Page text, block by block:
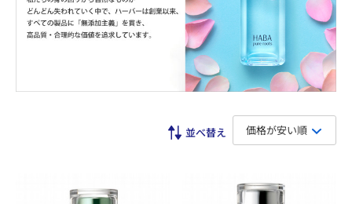
価格が安い順